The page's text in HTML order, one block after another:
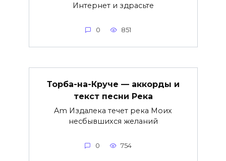
Интернет и здрасьте
0 851
Торба-на-Круче — аккорды и
текст песни Река
Am Издалека течет река Моих
несбывшихся желаний
0 754